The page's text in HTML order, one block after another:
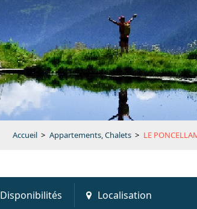
Accueil > Appartements, Chalets > LE
Disponibilités Localisation